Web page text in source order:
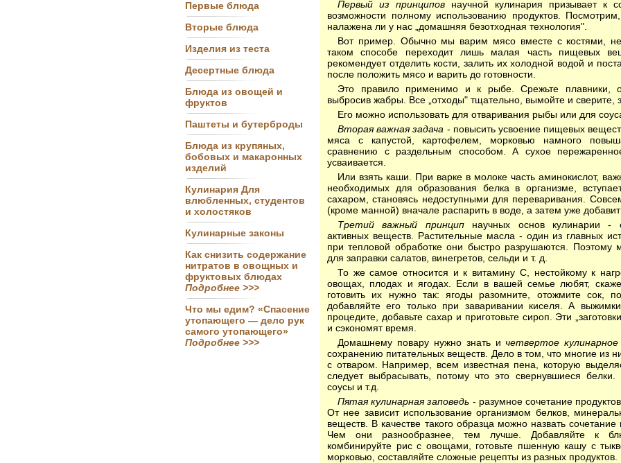
Первые блюда
Вторые блюда
Изделия из теста
Десертные блюда
Блюда из овощей и
фруктов
Паштеты и бутерброды
Блюда из крупяных,
бобовых и макаронных
изделий
Кулинария Для
влюбленных, студентов
и холостяков
Кулинарные законы
Как снизить содержание
нитратов в овощных и
фруктовых блюдах
Подробнее >>>
Что мы едим? «Спасение
утопающего — дело рук
самого утопающего»
Подробнее >>>
Первый из принципов научной кулинария призывает к
возможности полному использованию продуктов.
налажена ли у нас „домашняя безотходная технология".
Вот пример. Обычно мы варим мясо вместе с костями,
таком способе переходит лишь малая часть пищевых
рекомендует отделить кости, залить их холодной водой и
после положить мясо и варить до готовности.
Это правило применимо и к рыбе. Срежьте плавники,
выбросив жабры. Все „отходы" тщательно, вымойте и сверите,
Его можно использовать для отваривания рыбы или для
Вторая важная задача - повысить усвоение пищевых
мяса с капустой, картофелем, морковью намного
сравнению с раздельным способом. А сухое
усваивается.
Или взять каши. При варке в молоке часть аминокислот,
необходимых для образования белка в организме,
сахаром, становясь недоступными для переваривания.
(кроме манной) вначале распарить в воде, а затем уже
Третий важный принципнаучных основ кулинарии -
активных веществ. Растительные масла - один из главных
при тепловой обработке они быстро разрушаются. Поэтому
для заправки салатов, винегретов, сельди и т. д.
То же самое относится и к витамину С, нестойкому к
овощах, плодах и ягодах. Если в вашей семье любят,
готовить их нужно так: ягоды разомните, отожмите сок,
добавляйте его только при заваривании киселя. А
процедите, добавьте сахар и приготовьте сироп. Эти
и сэкономят время.
Домашнему повару нужно знать и четвертое кулинарное
сохранению питательных веществ. Дело в том, что многие из
с отваром. Например, всем известная пена, которую
следует выбрасывать, потому что это свернувшиеся
соусы и т.д.
Пятая кулинарная заповедь - разумное сочетание
От нее зависит использование организмом белков,
веществ. В качестве такого образца можно назвать
Чем они разнообразнее, тем лучше. Добавляйте к
комбинируйте рис с овощами, готовьте пшенную кашу с
морковью, составляйте сложные рецепты из разных продуктов.